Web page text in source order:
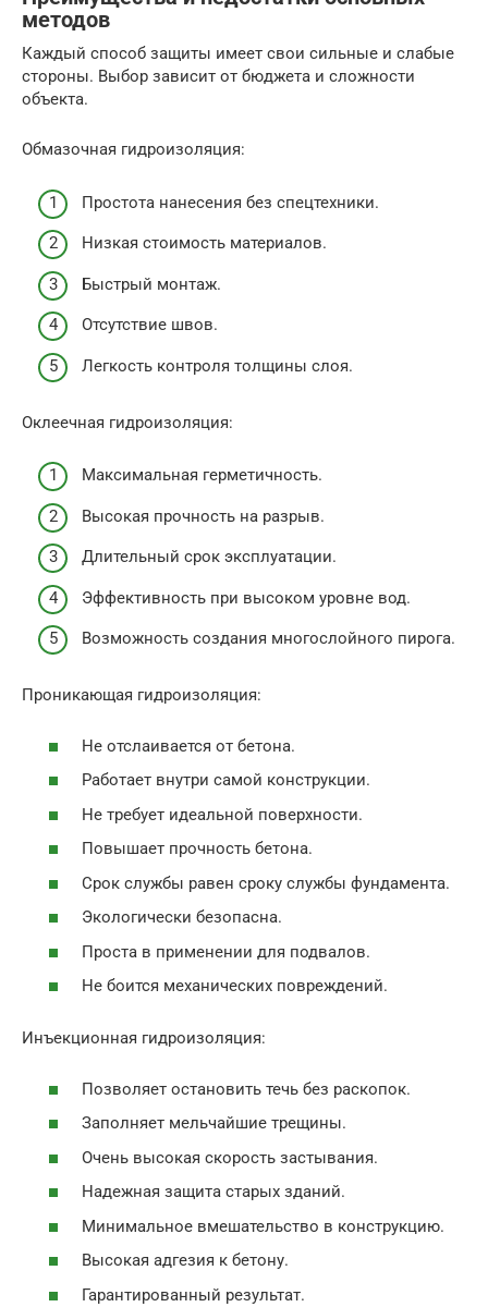
методов
Каждый способ защиты имеет свои сильные и слабые
стороны. Выбор зависит от бюджета и сложности
объекта.
Обмазочная гидроизоляция:
Простота нанесения без спецтехники.
Низкая стоимость материалов.
Быстрый монтаж.
Отсутствие швов.
Легкость контроля толщины слоя.
Оклеечная гидроизоляция:
Максимальная герметичность.
Высокая прочность на разрыв.
Длительный срок эксплуатации.
Эффективность при высоком уровне вод.
Возможность создания многослойного пирога.
Проникающая гидроизоляция:
Не отслаивается от бетона.
Работает внутри самой конструкции.
Не требует идеальной поверхности.
Повышает прочность бетона.
Срок службы равен сроку службы фундамента.
Экологически безопасна.
Проста в применении для подвалов.
Не боится механических повреждений.
Инъекционная гидроизоляция:
Позволяет остановить течь без раскопок.
Заполняет мельчайшие трещины.
Очень высокая скорость застывания.
Надежная защита старых зданий.
Минимальное вмешательство в конструкцию.
Высокая адгезия к бетону.
Гарантированный результат.